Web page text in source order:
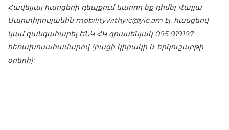
Հավելյալ հարցերի դեպքում կարող եք դիմել Վալյա
Մարտիրոսյանին mobilitywithyic@yic.am էլ. հասցեով
կամ զանգահարել ԵՆԿ ՀԿ գրասենյակ 095 919197
հեռախոսահամարով (բացի կիրակի և երկուշաբթի
օրերի):